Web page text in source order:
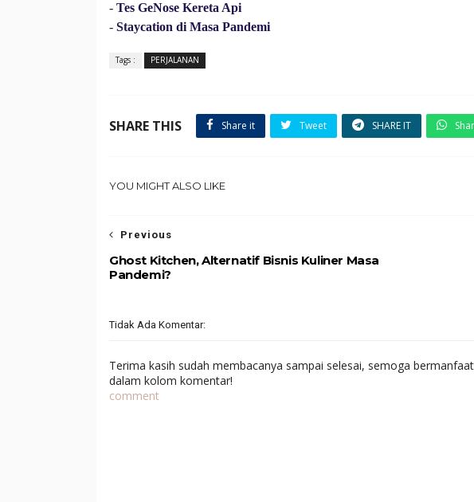
- Tes GeNose Kereta Api
- Staycation di Masa Pandemi
Tags : PERJALANAN
SHARE THIS Share it Tweet SHARE IT
YOU MIGHT ALSO LIKE
Previous
Ghost Kitchen, Alternatif Bisnis Kuliner Masa
Pandemi?
Tidak Ada Komentar:
Terima kasih sudah membacanya sampai selesai, semoga
dalam kolom komentar!
comment